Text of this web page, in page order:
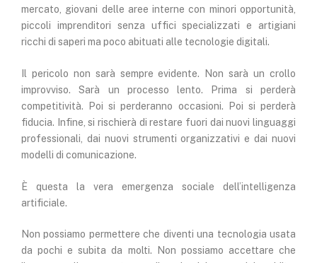
mercato, giovani delle aree interne con minori opportunità,
piccoli imprenditori senza uffici specializzati e artigiani
ricchi di saperi ma poco abituati alle tecnologie digitali.
Il pericolo non sarà sempre evidente. Non sarà un crollo
improvviso. Sarà un processo lento. Prima si perderà
competitività. Poi si perderanno occasioni. Poi si perderà
fiducia. Infine, si rischierà di restare fuori dai nuovi linguaggi
professionali, dai nuovi strumenti organizzativi e dai nuovi
modelli di comunicazione.
È questa la vera emergenza sociale dell’intelligenza
artificiale.
Non possiamo permettere che diventi una tecnologia usata
da pochi e subita da molti. Non possiamo accettare che